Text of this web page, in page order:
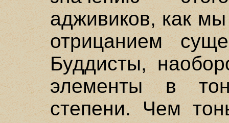
адживиков, как
отрицанием
Буддисты,
элементы в
степени. Чем